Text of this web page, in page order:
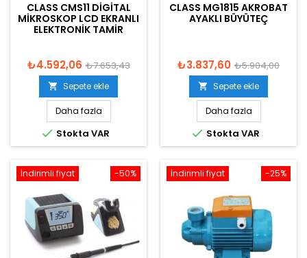
CLASS CMS11 DIGITAL
MIKROSKOP LCD EKRANLI
ELEKTRONIK TAMIR
₺4.592,06 ₺7.653,43
 Sepete ekle
Daha fazla
 Stokta VAR
CLASS MG1815 AKROBAT
AYAKLI BÜYÜTEÇ
₺3.837,60 ₺5.904,00
 Sepete ekle
Daha fazla
 Stokta VAR
-50%
İndirimli fiyat -25%
İndirimli fiyat